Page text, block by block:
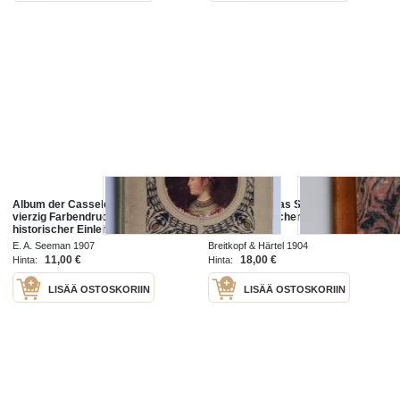
Album der Casseler Galerie :
vierzig Farbendrucke mit
historischer Einleitung und
begleitenden Texten
E. A. Seeman 1907
Hinta:
11,00 €
LISÄÄ OSTOSKORIIN
Einleitung in das Studium der
indogermanischen Sprachen
Breitkopf & Härtel 1904
Hinta:
18,00 €
LISÄÄ OSTOSKORIIN